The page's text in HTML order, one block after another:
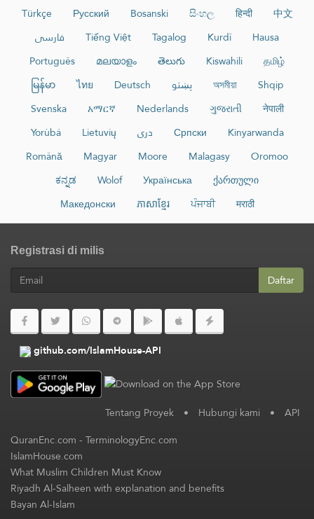
Türkçe
Русский Bosanski සිංහල हिन्दी
中文
فارسی
Tiếng Việt Tagalog Kurdî
Hausa
Português
മലയാളം తెలుగు Kiswahili
தமிழ்
မြန်မာ
ไทย Deutsch پښتو অসমীয়া
Shqip
Svenska
አማርኛ Nederlands ગુજરાતી
नेपाली
Yorùbá
Lietuvių دری Српски
Kinyarwanda
Română
Magyar Moore Malagasy
Oromoo
ಕನ್ನಡ
Wolof Українська
ქართული
Македонски
ភាសាខ្មែរ ਪੰਜਾਬੀ मराठी
Registrasi di milis
Daftar
github.com/IslamHouse-API
Tentang Proyek • Hubungi kami • API
QuranEnc.com-TerminologyEnc.com
IslamHouse.com
What Muslim Children Must Know
Riyadh Al-Salheen with explanation and benefits
Bayan Al-Islam